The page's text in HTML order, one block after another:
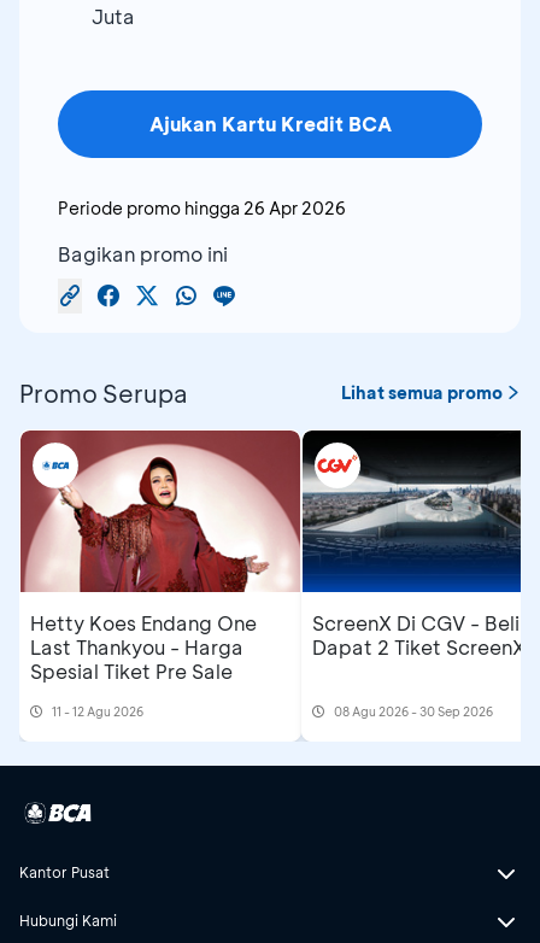
Juta
Ajukan Kartu Kredit BCA
Periode promo hingga 26 Apr 2026
Bagikan promo ini
Promo Serupa Lihat semua promo
Hetty Koes Endang One
Last Thankyou - Harga
Spesial Tiket Pre Sale
11 - 12 Agu 2026
ScreenX Di CGV - Beli 1
Dapat 2 Tiket ScreenX
08 Agu 2026 - 30 Sep 2026
Kantor Pusat
Hubungi Kami